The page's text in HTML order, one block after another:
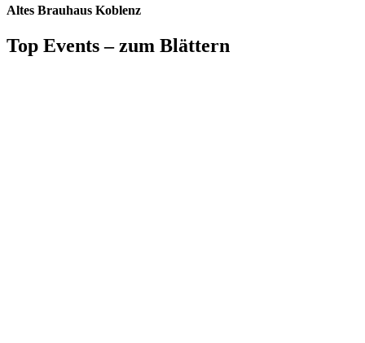
Altes Brauhaus Koblenz
Top Events – zum Blättern